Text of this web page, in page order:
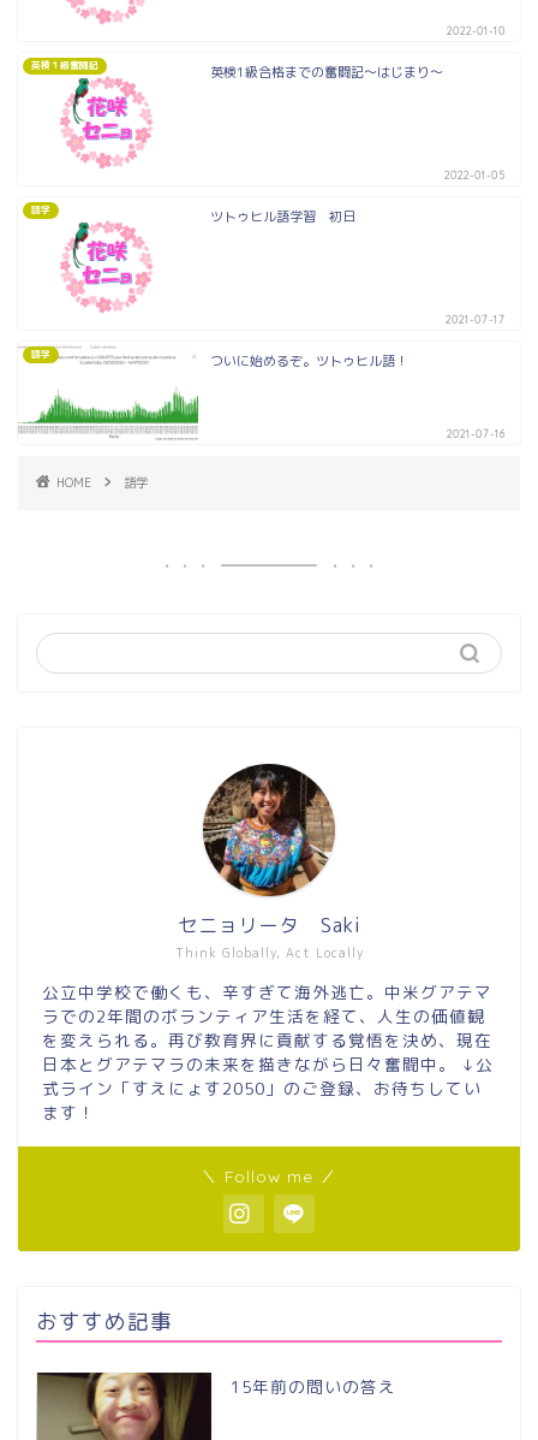
2022-01-10
英検１級奮闘記 英検1級合格までの奮闘記～はじまり～
2022-01-05
語学 ツトゥヒル語学習 初日
2021-07-17
語学 ついに始めるぞ。ツトゥヒル語！
2021-07-16
HOME 語学
Think Globally, Act Locally
セニョリータ Saki
公立中学校で働くも、辛すぎて海外逃亡。中米グアテマ
ラでの2年間のボランティア生活を経て、人生の価値観
を変えられる。再び教育界に貢献する覚悟を決め、現在
日本とグアテマラの未来を描きながら日々奮闘中。 ↓公
式ライン「すえにょす2050」のご登録、お待ちしてい
ます！
＼ Follow me ／
おすすめ記事
15年前の問いの答え